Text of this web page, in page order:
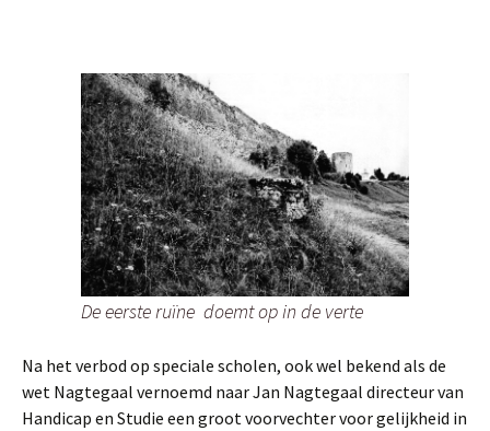
De eerste ruïne doemt op in de verte
Na het verbod op speciale scholen, ook wel bekend als de
wet Nagtegaal vernoemd naar Jan Nagtegaal directeur van
Handicap en Studie een groot voorvechter voor gelijkheid in